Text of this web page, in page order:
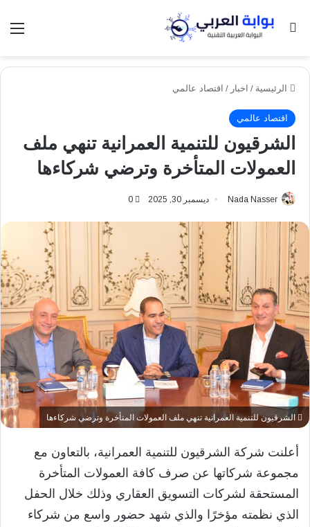
بحث عن
الرئيسية / اخبار / اقتصاد عالمي
اقتصاد عالمي
الشرقيون للتنمية العمرانية تنهي ملف
العمولات المتأخرة وترضي شركاءها
Nada Nasser ديسمبر 30, 2025 0
الشرقيون للتنمية العمرانية تنهي ملف العمولات المتأخرة وترضي شركاءها
أعلنت شركة الشرقيون للتنمية العمرانية، بالتعاون مع
مجموعة شركاتها عن صرف كافة العمولات المتأخرة
المستحقة لشركات التسويق العقاري وذلك خلال الحفل
الذي نظمته مؤخرًا والذي شهد حضور واسع من شركاء